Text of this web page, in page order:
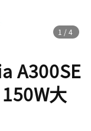
1 /4
A300SE
大